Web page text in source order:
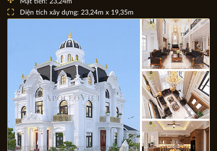
BT20140
Chủ đầu tư: Anh Nguyễn Phúc Thiện
Địa chỉ: Đà Nẵng
Mặt tiền: 23,24m
Diện tích xây dựng: 23,24m x 19,35m